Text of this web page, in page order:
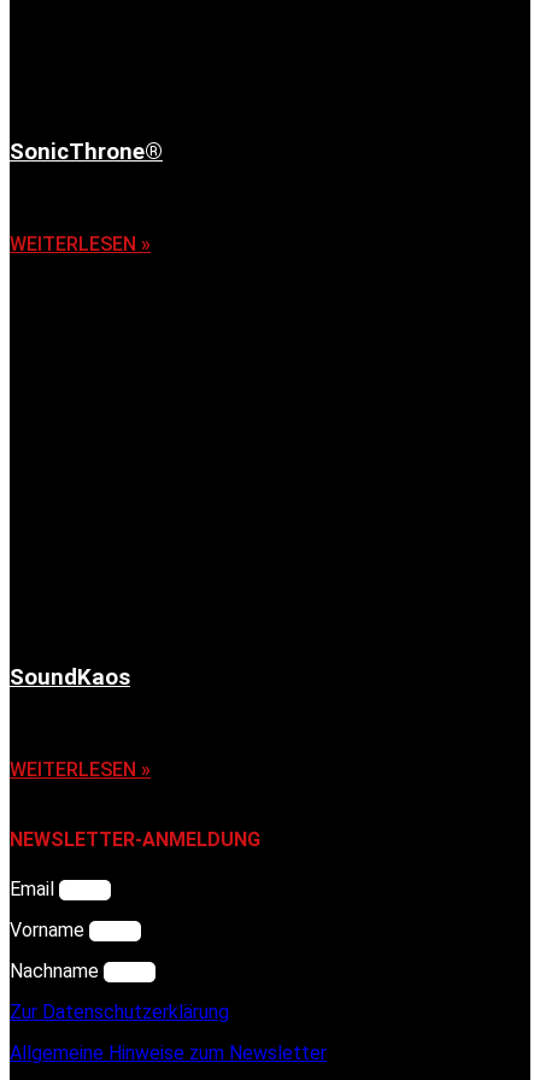
SonicThrone®
WEITERLESEN »
SoundKaos
WEITERLESEN »
NEWSLETTER-ANMELDUNG
Email
Vorname
Nachname
Zur Datenschutzerklärung
Allgemeine Hinweise zum Newsletter